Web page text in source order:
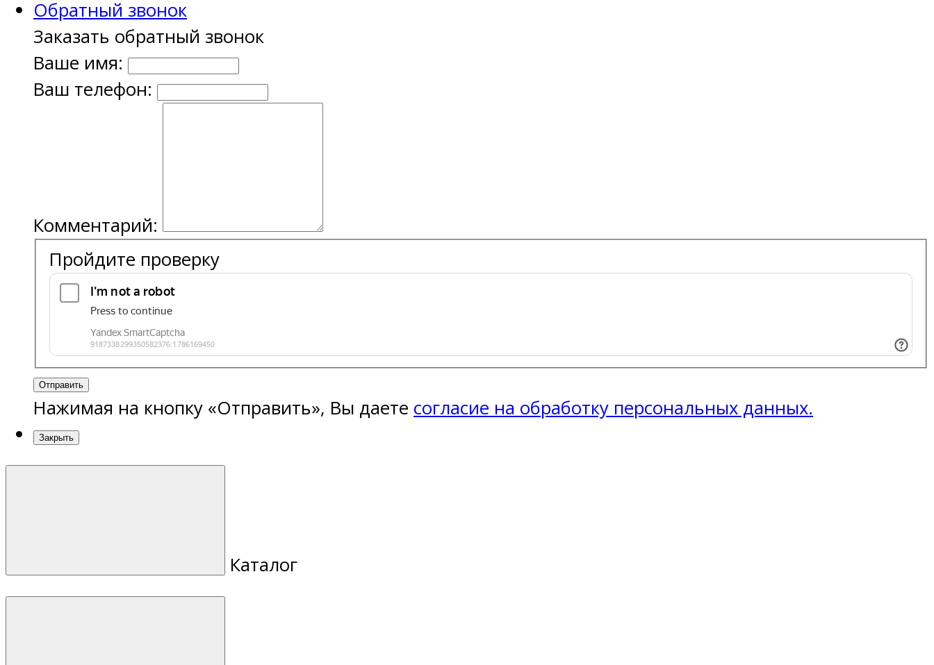
Обратный звонок
Заказать обратный звонок
Ваше имя:
Ваш телефон:
Комментарий:
Пройдите проверку
Отправить
Нажимая на кнопку «Отправить», Вы даете согласие на обработку персональных данных.
Закрыть
Каталог